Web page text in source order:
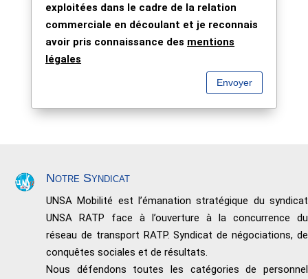
exploitées dans le cadre de la relation
commerciale en découlant et je reconnais
avoir pris connaissance des mentions
légales
Envoyer
Notre Syndicat
UNSA Mobilité est l’émanation stratégique du syndicat
UNSA RATP face à l’ouverture à la concurrence du
réseau de transport RATP. Syndicat de négociations, de
conquêtes sociales et de résultats.
Nous défendons toutes les catégories de personnel